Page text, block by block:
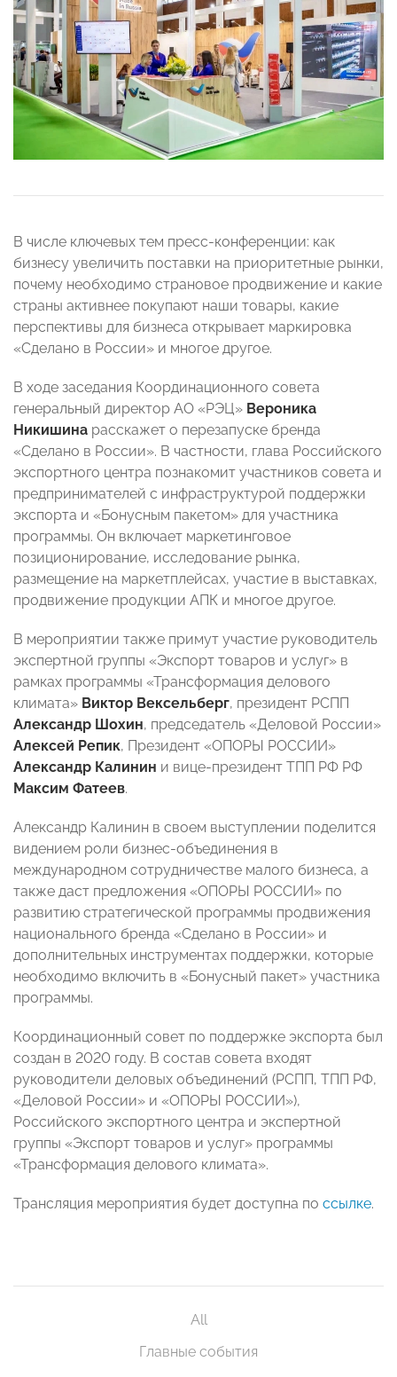
В числе ключевых тем пресс-конференции: как
бизнесу увеличить поставки на приоритетные рынки,
почему необходимо страновое продвижение и какие
страны активнее покупают наши товары, какие
перспективы для бизнеса открывает маркировка
«Сделано в России» и многое другое.
В ходе заседания Координационного совета
генеральный директор АО «РЭЦ» Вероника
Никишина расскажет о перезапуске бренда
«Сделано в России». В частности, глава Российского
экспортного центра познакомит участников совета и
предпринимателей с инфраструктурой поддержки
экспорта и «Бонусным пакетом» для участника
программы. Он включает маркетинговое
позиционирование, исследование рынка,
размещение на маркетплейсах, участие в выставках,
продвижение продукции АПК и многое другое.
В мероприятии также примут участие руководитель
экспертной группы «Экспорт товаров и услуг» в
рамках программы «Трансформация делового
климата» Виктор Вексельберг, президент РСПП
Александр Шохин, председатель «Деловой России»
Алексей Репик, Президент «ОПОРЫ РОССИИ»
Александр Калинин и вице-президент ТПП РФ РФ
Максим Фатеев.
Александр Калинин в своем выступлении поделится
видением роли бизнес-объединения в
международном сотрудничестве малого бизнеса, а
также даст предложения «ОПОРЫ РОССИИ» по
развитию стратегической программы продвижения
национального бренда «Сделано в России» и
дополнительных инструментах поддержки, которые
необходимо включить в «Бонусный пакет» участника
программы.
Координационный совет по поддержке экспорта был
создан в 2020 году. В состав совета входят
руководители деловых объединений (РСПП, ТПП РФ,
«Деловой России» и «ОПОРЫ РОССИИ»),
Российского экспортного центра и экспертной
группы «Экспорт товаров и услуг» программы
«Трансформация делового климата».
Трансляция мероприятия будет доступна по ссылке.
All
Главные события